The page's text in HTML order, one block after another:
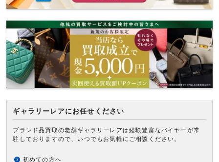
ギャラリーレアにお任せください
ブランド品買取の老舗ギャラリーレアは経験豊富なバイヤーが常
駐しておりますので、いつでもお気軽にご相談ください。
初めての方へ